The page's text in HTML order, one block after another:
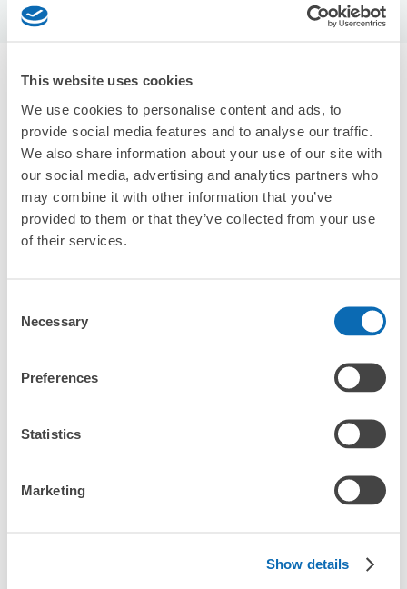
This website uses cookies
We use cookies to personalise content and ads, to
provide social media features and to analyse our traffic.
We also share information about your use of our site with
our social media, advertising and analytics partners who
may combine it with other information that you’ve
provided to them or that they’ve collected from your use
of their services.
Selection
Necessary
Preferences
Statistics
Marketing
Show details
萬博紀念公園站附近推薦的寄物櫃
0個投幣式置物櫃
沒有關於投幣式儲物櫃的資訊
使用ecbo斗篷存放行李
存款點
任何尺寸的行李